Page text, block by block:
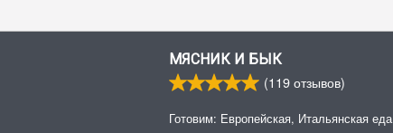
МЯСНИК И БЫК
(119отзывов)
Готовим: Европейская, Итальянская еда